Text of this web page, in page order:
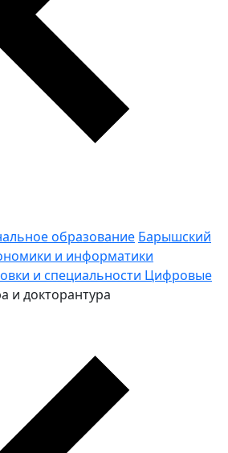
образование Барышский
и информатики
и специальности Цифровые
и докторантура